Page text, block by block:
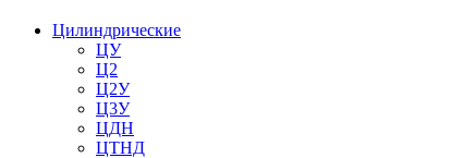
Цилиндрические
ЦУ
Ц2
Ц2У
Ц3У
ЦДН
ЦТНД